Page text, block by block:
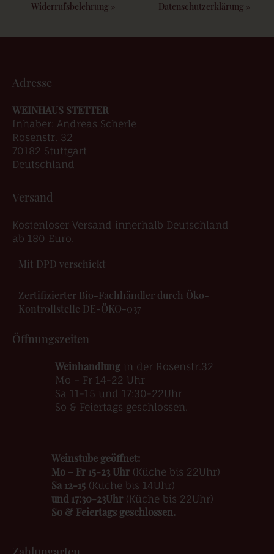
Widerrufsbelehrung » Datenschutzerklärung »
Adresse
WEINHAUS STETTER
Inhaber: Andreas Scherle
Rosenstr. 32
70182 Stuttgart
Deutschland
Versand
Kostenloser Versand innerhalb Deutschland
ab 180 Euro.
Mit DPD verschickt
Zertifizierter Bio-Fachhändler durch Öko-
Kontrollstelle DE-ÖKO-037
Öffnungszeiten
Weinhandlungin der Rosenstr.32
Mo – Fr 14-22 Uhr
Sa 11-15 und 17:30-22Uhr
So & Feiertags geschlossen.
Weinstube geöffnet:
Mo – Fr 15-23 Uhr(Küche bis 22Uhr)
Sa 12-15(Küche bis 14Uhr)
und 17:30-23Uhr(Küche bis 22Uhr)
So & Feiertags geschlossen.